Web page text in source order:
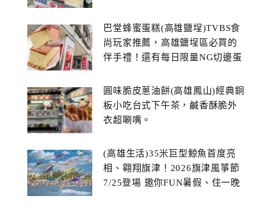
巴堂蜂蜜蛋糕(高雄鹽埕)TVBS食
尚玩家推薦，高雄鹽埕區必買的
伴手禮！還有每日限量NG切邊蛋
圓味脆皮蔥油餅(高雄鳳山)經典銅
板小吃台式下午茶，鹹香酥脆外
衣超唰嘴。
(高雄生活)35米巨型鯨魚首度亮
相、翱翔旗津！2026旗津風箏節
7/25登場 邀你FUN暑假、住一晚